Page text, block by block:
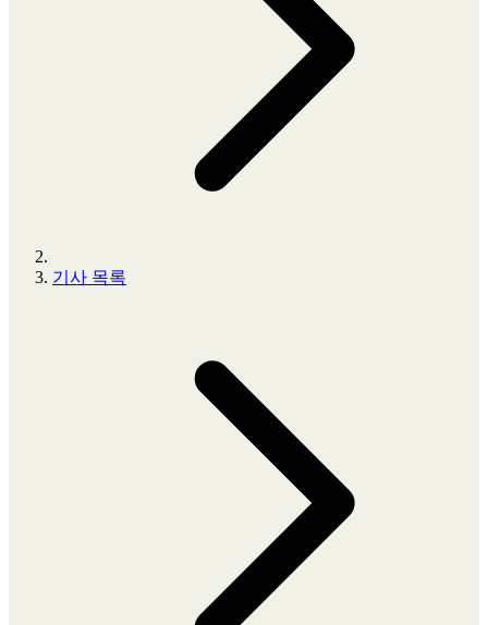
기사 목록